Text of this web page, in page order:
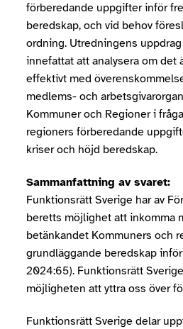
förberedande uppgifter inför
beredskap, och vid behov
ordning. Utredningens
innefattat att analysera om det
effektivt med
medlems- och
Kommuner och Regioner i
regioners förberedande
kriser och höjd beredskap.
Sammanfattning av svaret:
Funktionsrätt Sverige har av
beretts möjlighet att inkomma
betänkandet Kommuners och
grundläggande beredskap
2024:65). Funktionsrätt
möjligheten att yttra oss över
Funktionsrätt Sverige delar